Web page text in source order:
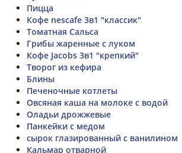
Пицца
Кофе nescafe 3в1 "классик"
Томатная Сальса
Грибы жаренные с луком
Кофе Jacobs 3в1 "крепкий"
Творог из кефира
Блины
Печеночные котлеты
Овсяная каша на молоке с водой
Оладьи дрожжевые
Панкейки с медом
сырок глазированный с ванилином
Кальмар отварной